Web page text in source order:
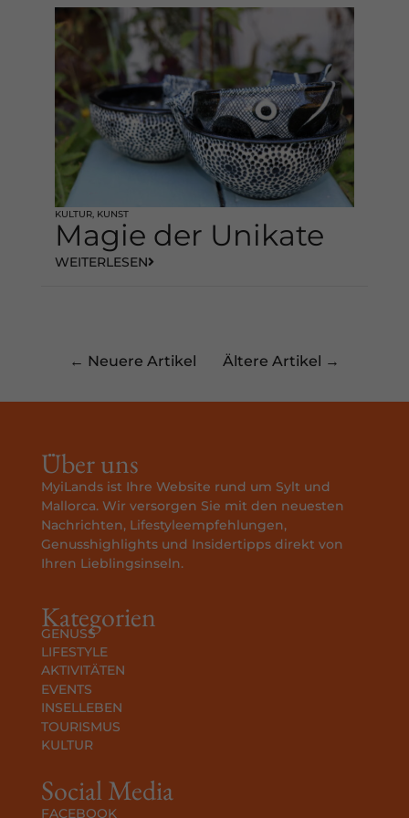
KULTUR, KUNST
Magie der Unikate
WEITERLESEN
← Neuere Artikel Ältere Artikel →
Über uns
MyiLands ist Ihre Website rund um Sylt und
Mallorca. Wir versorgen Sie mit den neuesten
Nachrichten, Lifestyleempfehlungen,
Genusshighlights und Insidertipps direkt von
Ihren Lieblingsinseln.
Kategorien
GENUSS
LIFESTYLE
AKTIVITÄTEN
EVENTS
INSELLEBEN
TOURISMUS
KULTUR
Social Media
FACEBOOK
Datenschutzerklärung Impressum